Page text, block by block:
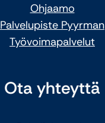
Ohjaamo
Palvelupiste Pyyrman
Työvoimapalvelut
Ota yhteyttä